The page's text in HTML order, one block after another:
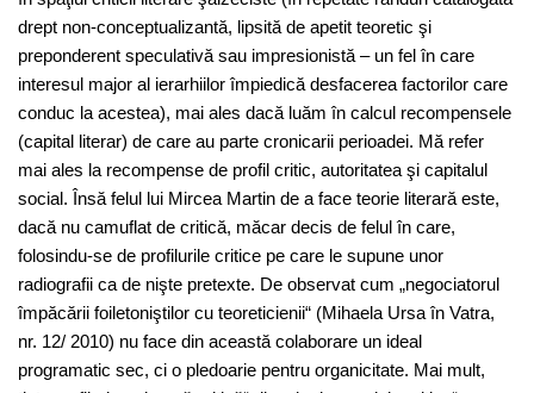
drept non-conceptualizantă, lipsită de apetit teoretic şi
preponderent speculativă sau impresionistă – un fel în care
interesul major al ierarhiilor împiedică desfacerea factorilor care
conduc la acestea), mai ales dacă luăm în calcul recompensele
(capital literar) de care au parte cronicarii perioadei. Mă refer
mai ales la recompense de profil critic, autoritatea şi capitalul
social. Însă felul lui Mircea Martin de a face teorie literară este,
dacă nu camuflat de critică, măcar decis de felul în care,
folosindu-se de profilurile critice pe care le supune unor
radiografii ca de nişte pretexte. De observat cum „negociatorul
împăcării foiletoniştilor cu teoreticienii“ (Mihaela Ursa în Vatra,
nr. 12/ 2010) nu face din această colaborare un ideal
programatic sec, ci o pledoarie pentru organicitate. Mai mult,